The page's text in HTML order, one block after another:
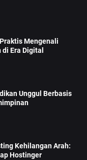
Mengenali
Era Digital
Unggul Berbasis
Kehilangan Arah:
Hostinger